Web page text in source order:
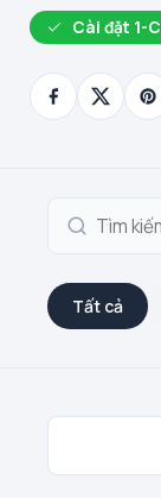
Cài đặt 1-
Tất cả